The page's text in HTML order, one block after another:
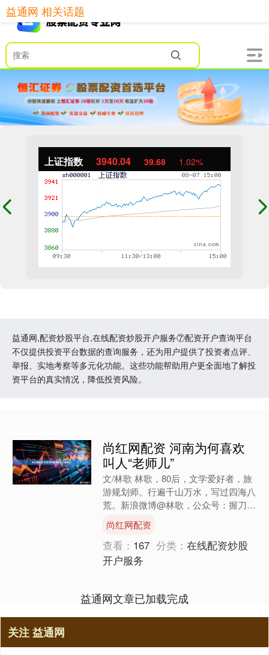
上证指数 3940.04 39.68 1.02%
益通网,配资炒股平台,在线配资炒股开户服务⑦配资开户查询平台
不仅提供投资平台数据的查询服务，还为用户提供了投资者点评、
举报、实地考察等多元化功能。这些功能帮助用户更全面地了解投
资平台的真实情况，降低投资风险。
益通网 相关话题
尚红网配资 河南为何喜欢
叫人“老师儿”
文/林歌 林歌，80后，文学爱好者，旅
游规划师。行遍千山万水，写过四海八
荒。新浪微博@林歌，公众号：握刀听
雨堂 代表作：武侠系列《银月洗剑传
奇》《刺世嫉邪赋》《....
尚红网配资
查看： 167 分类：在线配资炒股
开户服务
益通网文章已加载完成
关注 益通网